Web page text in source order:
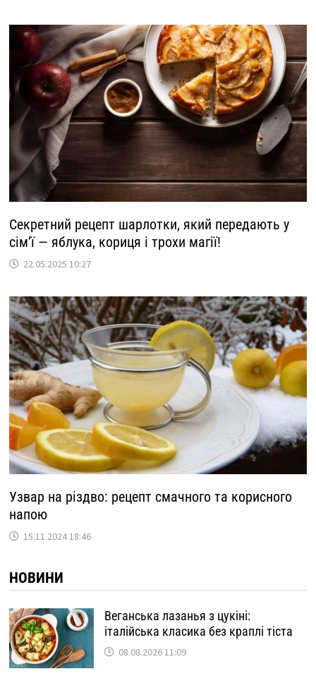
Секретний рецепт шарлотки, який передають у
сім’ї — яблука, кориця і трохи магії!
22.05.2025 10:27
Узвар на різдво: рецепт смачного та корисного
напою
15.11.2024 18:46
НОВИНИ
Веганська лазанья з цукіні:
італійська класика без краплі тіста
08.08.2026 11:09